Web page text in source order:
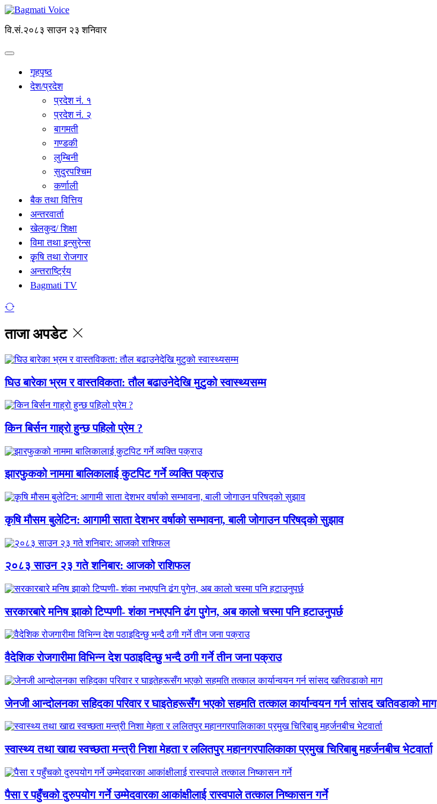
वि.सं.२०८३ साउन २३ शनिवार
गृहपृष्ठ
देश/प्रदेश
प्रदेश नं. १
प्रदेश नं. २
बागमती
गण्डकी
लुम्बिनी
सुदुरपश्चिम
कर्णाली
बैक तथा वित्तिय
अन्तरवार्ता
खेलकुद/ शिक्षा
विमा तथा इन्सुरेन्स
कृृषि तथा राेजगार
अन्तरार्ष्ट्रिय
Bagmati TV
ताजा अपडेट
घिउ बारेका भ्रम र वास्तविकता: तौल बढाउनेदेखि मुटुको स्वास्थ्यसम्म
किन बिर्सन गाह्रो हुन्छ पहिलो प्रेम ?
झारफुकको नाममा बालिकालाई कुटपिट गर्ने व्यक्ति पक्राउ
कृषि मौसम बुलेटिन: आगामी साता देशभर वर्षाको सम्भावना, बाली जोगाउन परिषद्को सुझाव
२०८३ साउन २३ गते शनिबार: आजको राशिफल
सरकारबारे मनिष झाको टिप्पणी- शंका नभएपनि ढंग पुगेन, अब कालो चस्मा पनि हटाउनुपर्छ
वैदेशिक रोजगारीमा विभिन्न देश पठाइदिन्छु भन्दै ठगी गर्ने तीन जना पक्राउ
जेनजी आन्दोलनका सहिदका परिवार र घाइतेहरूसँग भएको सहमति तत्काल कार्यान्वयन गर्न सांसद खतिवडाको माग
स्वास्थ्य तथा खाद्य स्वच्छता मन्त्री निशा मेहता र ललितपुर महानगरपालिकाका प्रमुख चिरिबाबु महर्जनबीच भेटवार्ता
पैसा र पहुँचको दुरुपयोग गर्ने उम्मेदवारका आकांक्षीलाई रास्वपाले तत्काल निष्कासन गर्ने